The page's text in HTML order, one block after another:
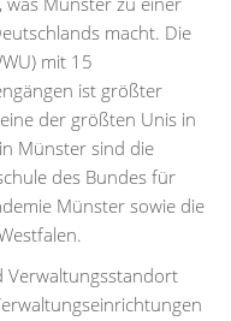
macht. Die
mit 15
ist größter
der größten Unis in
Münster sind die
des Bundes für
Münster sowie die
Verwaltungsstandort